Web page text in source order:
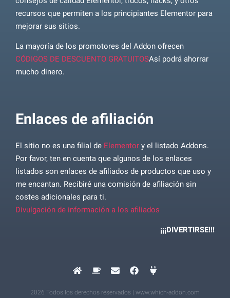
recursos que permiten a los principiantes Elementor para
mejorar sus sitios.
La mayoría de los promotores del Addon ofrecen
CÓDIGOS DE DESCUENTO GRATUITOSAsí podrá ahorrar
mucho dinero.
Enlaces de afiliación
El sitio no es una filial de Elementor y el listado Addons.
Por favor, ten en cuenta que algunos de los enlaces
listados son enlaces de afiliados de productos que uso y
me encantan. Recibiré una comisión de afiliación sin
costes adicionales para ti.
Divulgación de información a los afiliados
¡¡¡DIVERTIRSE!!!
2026 Todos los derechos reservados | www.which-addon.com